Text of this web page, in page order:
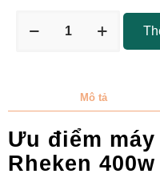
Mô tả
Ưu điểm
Rheken 400w